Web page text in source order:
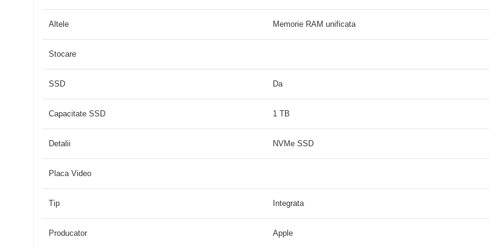
Altele Memorie RAM unificata
Stocare
SSD Da
Capacitate SSD 1 TB
Detalii NVMe SSD
Placa Video
Tip Integrata
Producator Apple